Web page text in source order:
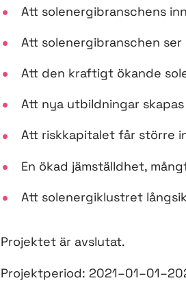
Att solenergibranschens
Att solenergibranschen
Att den kraftigt ökande
Att nya utbildningar
Att riskkapitalet får större
En ökad jämställdhet,
Att solenergiklustret
Projektet är avslutat.
Projektperiod: